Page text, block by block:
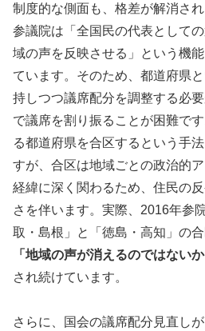
制度的な側面も、格差が解消さ
参議院は「全国民の代表として
域の声を反映させる」という機
ています。そのため、都道府県
持しつつ議席配分を調整する必
で議席を割り振ることが困難で
る都道府県を合区するという手
すが、合区は地域ごとの政治的
経緯に深く関わるため、住民の
さを伴います。実際、2016年参
取・島根」と「徳島・高知」の
「地域の声が消えるのではないか
され続けています。
さらに、国会の議席配分見直し